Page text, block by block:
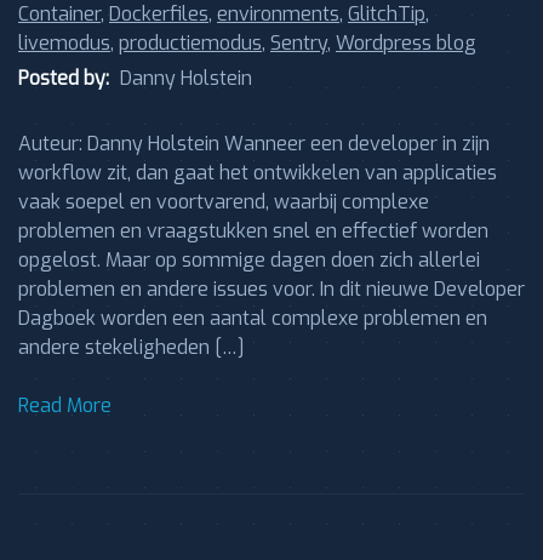
Container,Dockerfiles, environments, GlitchTip,
livemodus, productiemodus, Sentry, Wordpress blog
Posted by: Danny Holstein
Auteur: Danny Holstein Wanneer een developer in zijn
workflow zit, dan gaat het ontwikkelen van applicaties
vaak soepel en voortvarend, waarbij complexe
problemen en vraagstukken snel en effectief worden
opgelost. Maar op sommige dagen doen zich allerlei
problemen en andere issues voor. In dit nieuwe Developer
Dagboek worden een aantal complexe problemen en
andere stekeligheden […]
Read More